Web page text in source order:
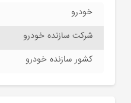
خودرو
شرکت سازنده خودرو
کشور سازنده خودرو